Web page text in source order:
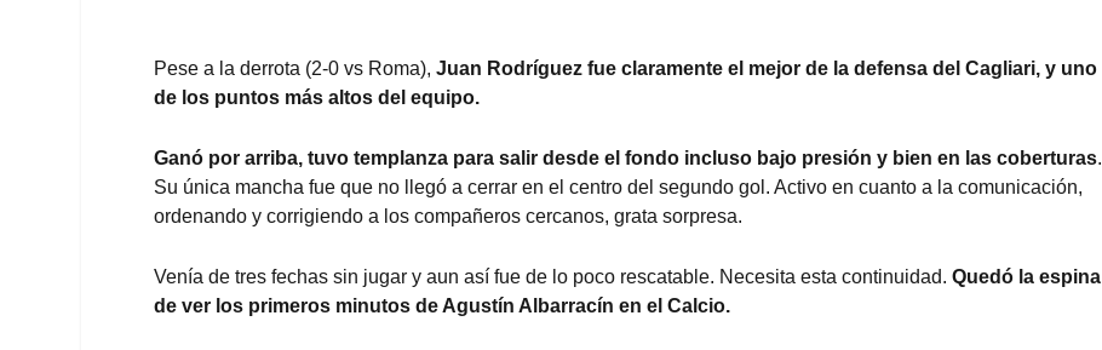
Pese a la derrota (2-0 vs Roma), Juan Rodríguez fue claramente el mejor de la defensa del Cagliari, y uno
de los puntos más altos del equipo.
Ganó por arriba, tuvo templanza para salir desde el fondo incluso bajo presión y bien en las coberturas.
Su única mancha fue que no llegó a cerrar en el centro del segundo gol. Activo en cuanto a la comunicación,
ordenando y corrigiendo a los compañeros cercanos, grata sorpresa.
Venía de tres fechas sin jugar y aun así fue de lo poco rescatable. Necesita esta continuidad. Quedó la espina
de ver los primeros minutos de Agustín Albarracín en el Calcio.